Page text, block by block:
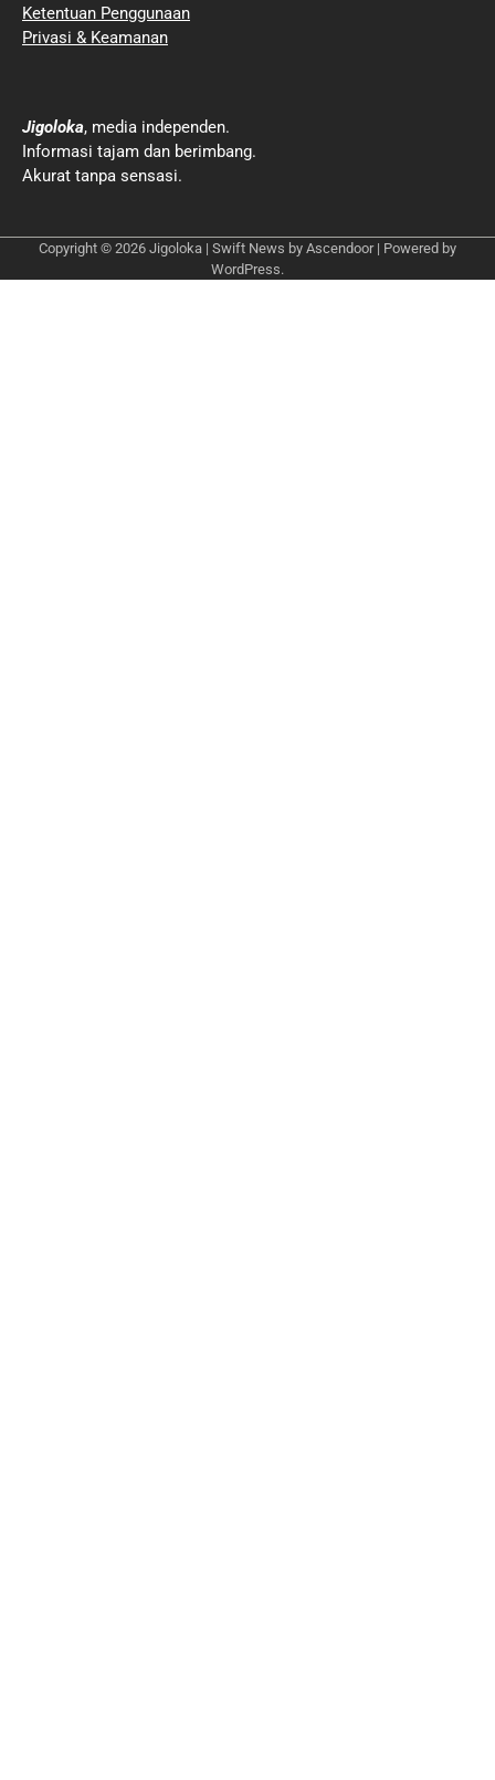
Ketentuan Penggunaan
Privasi & Keamanan
Jigoloka, media independen.
Informasi tajam dan berimbang.
Akurat tanpa sensasi.
Copyright © 2026 Jigoloka | Swift News by Ascendoor| Powered by
WordPress.